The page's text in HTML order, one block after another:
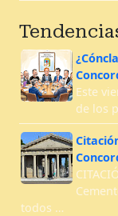
Este
de los
todos …